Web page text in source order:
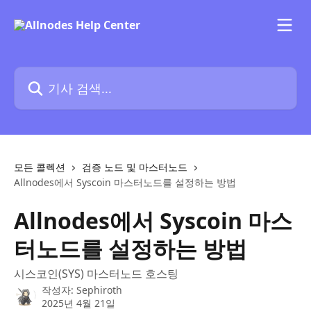
기사 검색...
모든 콜렉션
검증 노드 및 마스터노드
Allnodes에서 Syscoin 마스터노드를 설정하는 방법
Allnodes에서 Syscoin 마스
터노드를 설정하는 방법
시스코인(SYS) 마스터노드 호스팅
작성자: Sephiroth
2025년 4월 21일